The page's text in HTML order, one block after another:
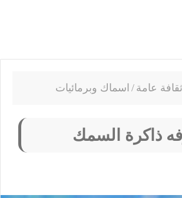
ثقافة عامة / اسماك وبرمائيات
ذاكرة السمك